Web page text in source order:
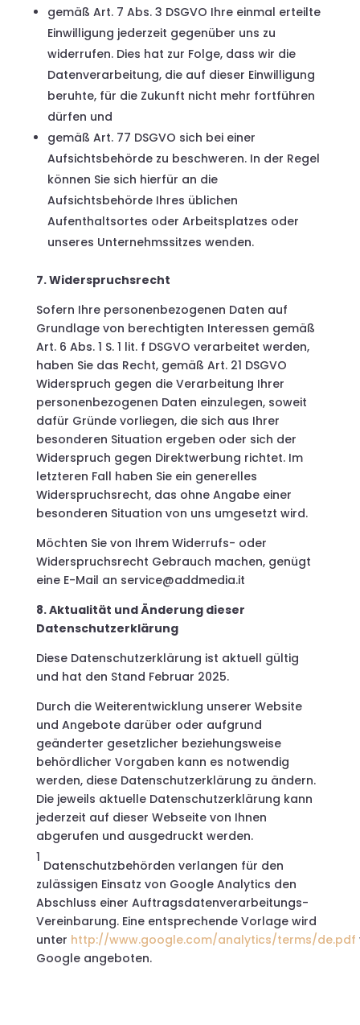
gemäß Art. 7 Abs. 3 DSGVO Ihre einmal erteilte
Einwilligung jederzeit gegenüber uns zu
widerrufen. Dies hat zur Folge, dass wir die
Datenverarbeitung, die auf dieser Einwilligung
beruhte, für die Zukunft nicht mehr fortführen
dürfen und
gemäß Art. 77 DSGVO sich bei einer
Aufsichtsbehörde zu beschweren. In der Regel
können Sie sich hierfür an die
Aufsichtsbehörde Ihres üblichen
Aufenthaltsortes oder Arbeitsplatzes oder
unseres Unternehmssitzes wenden.
7. Widerspruchsrecht
Sofern Ihre personenbezogenen Daten auf
Grundlage von berechtigten Interessen gemäß
Art. 6 Abs. 1 S. 1 lit. f DSGVO verarbeitet werden,
haben Sie das Recht, gemäß Art. 21 DSGVO
Widerspruch gegen die Verarbeitung Ihrer
personenbezogenen Daten einzulegen, soweit
dafür Gründe vorliegen, die sich aus Ihrer
besonderen Situation ergeben oder sich der
Widerspruch gegen Direktwerbung richtet. Im
letzteren Fall haben Sie ein generelles
Widerspruchsrecht, das ohne Angabe einer
besonderen Situation von uns umgesetzt wird.
Möchten Sie von Ihrem Widerrufs- oder
Widerspruchsrecht Gebrauch machen, genügt
eine E-Mail an service@addmedia.it
8. Aktualität und Änderung dieser
Datenschutzerklärung
Diese Datenschutzerklärung ist aktuell gültig
und hat den Stand Februar 2025.
Durch die Weiterentwicklung unserer Website
und Angebote darüber oder aufgrund
geänderter gesetzlicher beziehungsweise
behördlicher Vorgaben kann es notwendig
werden, diese Datenschutzerklärung zu ändern.
Die jeweils aktuelle Datenschutzerklärung kann
jederzeit auf dieser Webseite von Ihnen
abgerufen und ausgedruckt werden.
1
Datenschutzbehörden verlangen für den
zulässigen Einsatz von Google Analytics den
Abschluss einer Auftragsdatenverarbeitungs-
Vereinbarung. Eine entsprechende Vorlage wird
unter http://www.google.com/analytics/terms/de.pdf
Google angeboten.